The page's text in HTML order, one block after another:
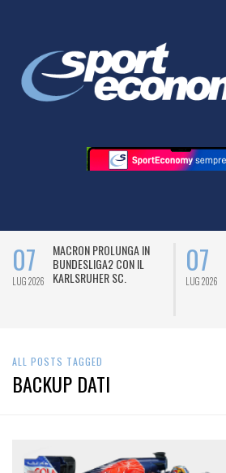
07
LUG 2026
MACRON PROLUNGA IN
BUNDESLIGA2 CON IL
KARLSRUHER SC.
07
LUG 2026
ALL POSTS TAGGED
BACKUP DATI